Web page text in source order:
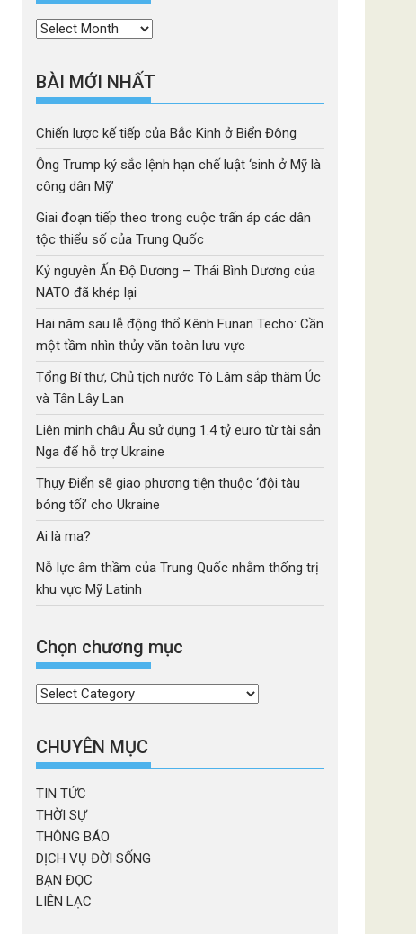
Thời
BÀI MỚI NHẤT
Chiến lược kế tiếp của Bắc Kinh ở Biển Đông
Ông Trump ký sắc lệnh hạn chế luật ‘sinh ở Mỹ là
công dân Mỹ’
Giai đoạn tiếp theo trong cuộc trấn áp các dân
tộc thiểu số của Trung Quốc
Kỷ nguyên Ấn Độ Dương – Thái Bình Dương của
NATO đã khép lại
Hai năm sau lễ động thổ Kênh Funan Techo: Cần
một tầm nhìn thủy văn toàn lưu vực
Tổng Bí thư, Chủ tịch nước Tô Lâm sắp thăm Úc
và Tân Lây Lan
Liên minh châu Âu sử dụng 1.4 tỷ euro từ tài sản
Nga để hỗ trợ Ukraine
Thụy Điển sẽ giao phương tiện thuộc ‘đội tàu
bóng tối’ cho Ukraine
Ai là ma?
Nỗ lực âm thầm của Trung Quốc nhằm thống trị
khu vực Mỹ Latinh
Chọn chương mục
Chọn
mục
CHUYÊN MỤC
TIN TỨC
THỜI SỰ
THÔNG BÁO
DỊCH VỤ ĐỜI SỐNG
BẠN ĐỌC
LIÊN LẠC